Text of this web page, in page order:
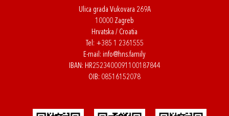
Ulica grada Vukovara 269A
10000 Zagreb
Hrvatska / Croatia
Tel: +385 1 2361555
E-mail: info@hns.family
IBAN: HR2523400091100187844
OIB: 08516152078